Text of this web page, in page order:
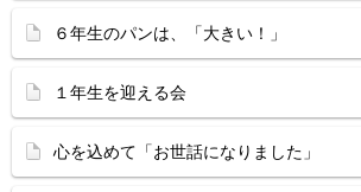
６年生のパンは、「大きい！」
１年生を迎える会
心を込めて「お世話になりました」